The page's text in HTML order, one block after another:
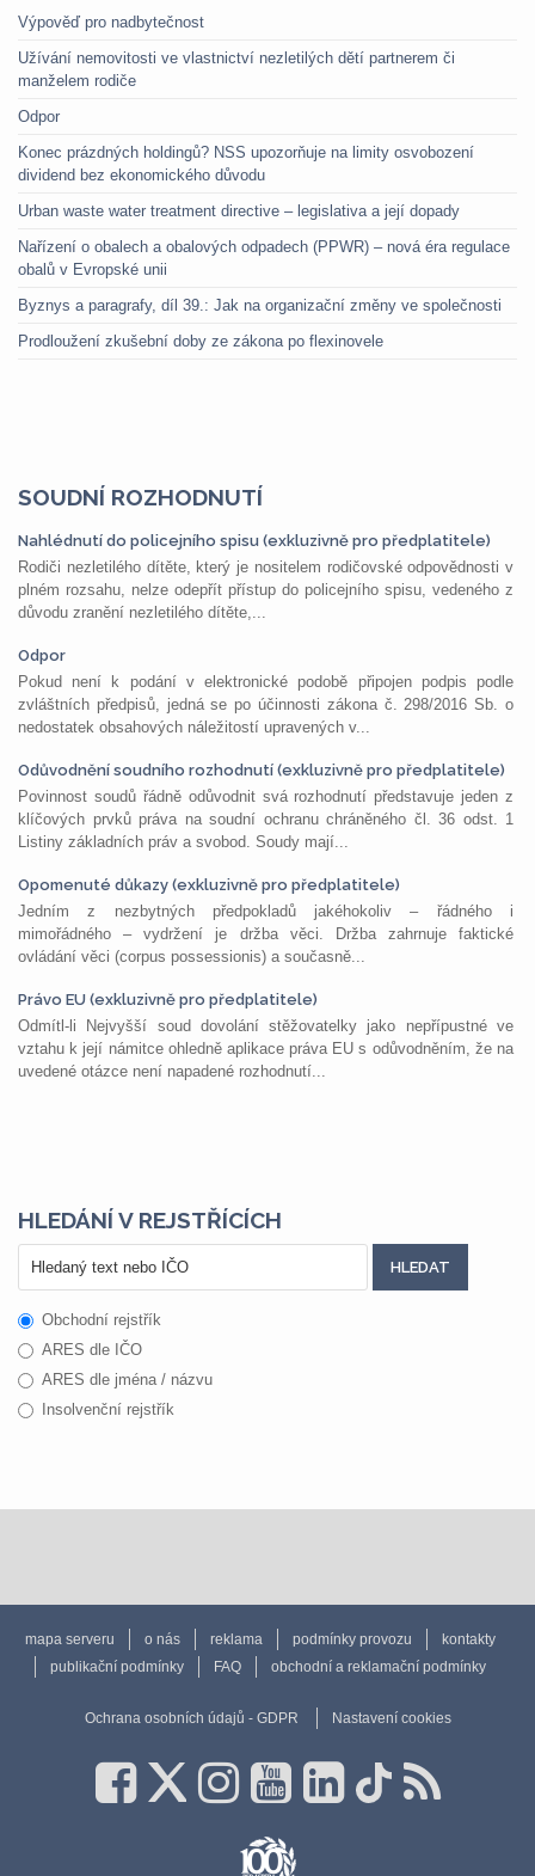
Výpověď pro nadbytečnost
Užívání nemovitosti ve vlastnictví nezletilých dětí partnerem či
manželem rodiče
Odpor
Konec prázdných holdingů? NSS upozorňuje na limity osvobození
dividend bez ekonomického důvodu
Urban waste water treatment directive – legislativa a její dopady
Nařízení o obalech a obalových odpadech (PPWR) – nová éra regulace
obalů v Evropské unii
Byznys a paragrafy, díl 39.: Jak na organizační změny ve společnosti
Prodloužení zkušební doby ze zákona po flexinovele
SOUDNÍ ROZHODNUTÍ
Nahlédnutí do policejního spisu (exkluzivně pro předplatitele)
Rodiči nezletilého dítěte, který je nositelem rodičovské odpovědnosti v
plném rozsahu, nelze odepřít přístup do policejního spisu, vedeného z
důvodu zranění nezletilého dítěte,...
Odpor
Pokud není k podání v elektronické podobě připojen podpis podle
zvláštních předpisů, jedná se po účinnosti zákona č. 298/2016 Sb. o
nedostatek obsahových náležitostí upravených v...
Odůvodnění soudního rozhodnutí (exkluzivně pro předplatitele)
Povinnost soudů řádně odůvodnit svá rozhodnutí představuje jeden z
klíčových prvků práva na soudní ochranu chráněného čl. 36 odst. 1
Listiny základních práv a svobod. Soudy mají...
Opomenuté důkazy (exkluzivně pro předplatitele)
Jedním z nezbytných předpokladů jakéhokoliv – řádného i
mimořádného – vydržení je držba věci. Držba zahrnuje faktické
ovládání věci (corpus possessionis) a současně...
Právo EU (exkluzivně pro předplatitele)
Odmítl-li Nejvyšší soud dovolání stěžovatelky jako nepřípustné ve
vztahu k její námitce ohledně aplikace práva EU s odůvodněním, že na
uvedené otázce není napadené rozhodnutí...
HLEDÁNÍ V REJSTŘÍCÍCH
Obchodní rejstřík
ARES dle IČO
ARES dle jména / názvu
Insolvenční rejstřík
mapa serveru o nás reklama podmínky provozu
kontakty
publikační podmínky
FAQ obchodní a reklamační podmínky
Ochrana osobních údajů - GDPR Nastavení cookies